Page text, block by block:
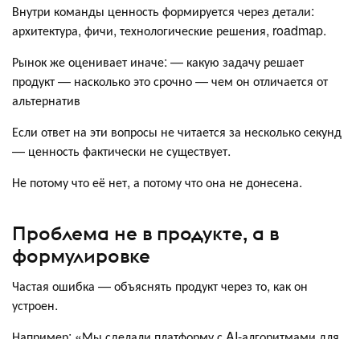
Внутри команды ценность формируется через детали:
архитектура, фичи, технологические решения, roadmap.
Рынок же оценивает иначе: — какую задачу решает
продукт — насколько это срочно — чем он отличается от
альтернатив
Если ответ на эти вопросы не читается за несколько секунд
— ценность фактически не существует.
Не потому что её нет, а потому что она не донесена.
Проблема не в продукте, а в
формулировке
Частая ошибка — объяснять продукт через то, как он
устроен.